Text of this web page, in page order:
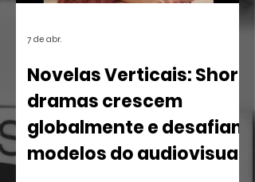
Novelas Verticais: Short
dramas crescem
globalmente e desafiam
modelos do audiovisual
7 de abr.